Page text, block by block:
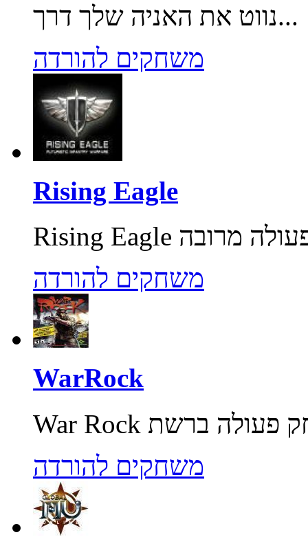
נווט את האניה שלך דרך...
משחקים להורדה
Rising Eagle
משחקים להורדה
WarRock
משחקים להורדה